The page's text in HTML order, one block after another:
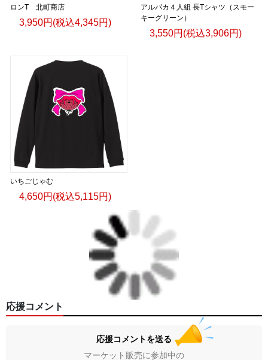
ロンT 北町商店
3,950円(税込4,345円)
アルパカ４人組 長Tシャツ（スモー
キーグリーン）
3,550円(税込3,906円)
いちごじゃむ
4,650円(税込5,115円)
応援コメント
応援コメントを送る
マーケット販売に参加中の